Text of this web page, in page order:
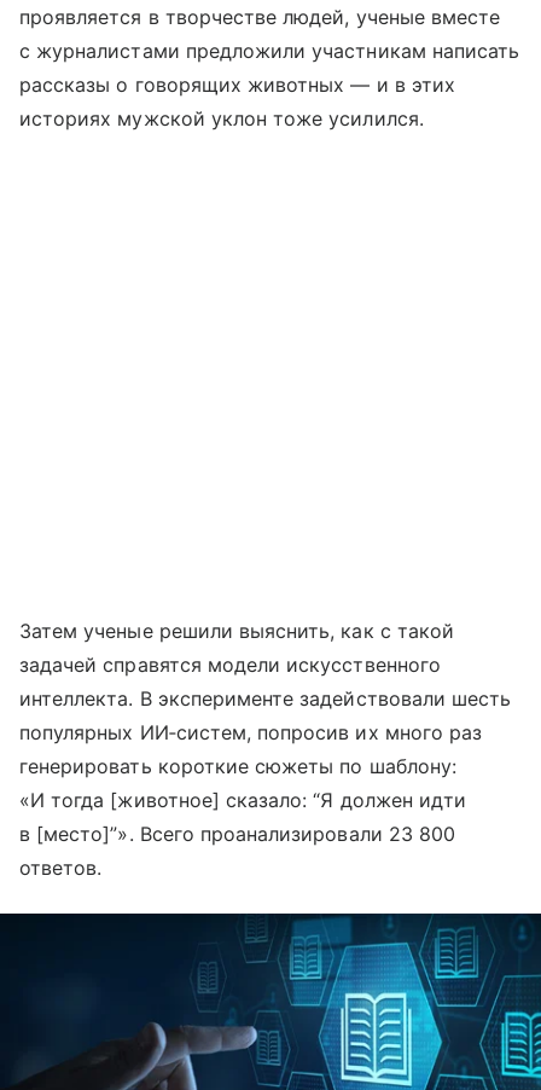
проявляется в творчестве людей, ученые вместе
с журналистами предложили участникам написать
рассказы о говорящих животных — и в этих
историях мужской уклон тоже усилился.
Затем ученые решили выяснить, как с такой
задачей справятся модели искусственного
интеллекта. В эксперименте задействовали шесть
популярных ИИ‑систем, попросив их много раз
генерировать короткие сюжеты по шаблону:
«И тогда [животное] сказало: “Я должен идти
в [место]”». Всего проанализировали 23 800
ответов.